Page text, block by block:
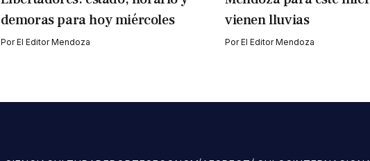
demoras para hoy miércoles
PorEl Editor Mendoza
vienen lluvias
PorEl Editor Mendoza